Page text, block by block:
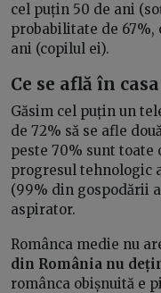
cel puțin 50 de ani
probabilitate de 67%,
ani (copilul ei).
Ce se află în
Găsim cel puțin un
de 72% să se afle
peste 70% sunt
progresul tehnologic
(99% din gospodării
aspirator.
Românca medie nu
din România nu
românca obișnuită e